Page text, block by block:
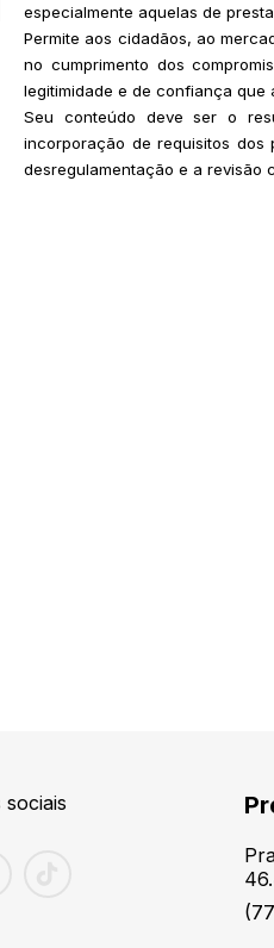
especialmente aquelas de
Permite aos cidadãos, ao
no cumprimento dos
legitimidade e de confiança que
Seu conteúdo deve ser o
incorporação de requisitos dos
desregulamentação e a revisão